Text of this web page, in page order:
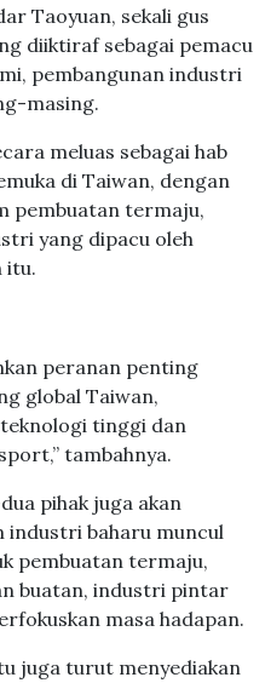
Taoyuan, sekali gus
diiktiraf sebagai pemacu
pembangunan industri
masing.
meluas sebagai hab
di Taiwan, dengan
pembuatan termaju,
yang dipacu oleh
itu.
peranan penting
global Taiwan,
tinggi dan
tambahnya.
pihak juga akan
industri baharu muncul
pembuatan termaju,
buatan, industri pintar
masa hadapan.
juga turut menyediakan